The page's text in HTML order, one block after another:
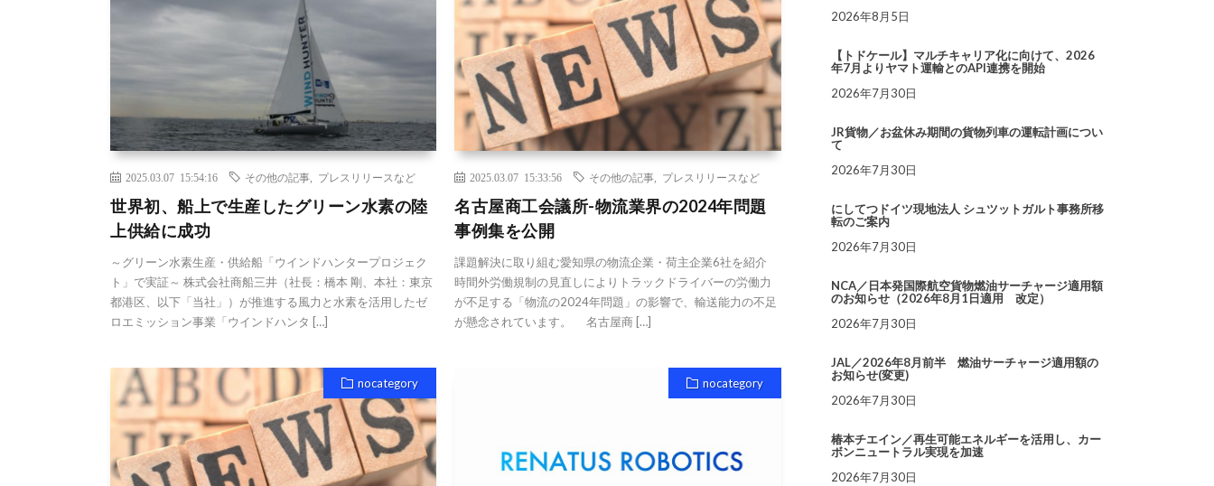
2025.03.07 15:54:16 その他の記事 プレスリリースなど
世界初、船上で生産したグリーン水素の陸
上供給に成功
～グリーン水素生産・供給船「ウインドハンタープロジェク
ト」で実証～ 株式会社商船三井（社長：橋本 剛、本社：東京
都港区、以下「当社」）が推進する風力と水素を活用したゼ
ロエミッション事業「ウインドハンタ […]
2025.03.07 15:33:56 その他の記事 プレスリリースなど
名古屋商工会議所-物流業界の2024年問題
事例集を公開
課題解決に取り組む愛知県の物流企業・荷主企業6社を紹介
時間外労働規制の見直しによりトラックドライバーの労働力
が不足する「物流の2024年問題」の影響で、輸送能力の不足
が懸念されています。 名古屋商 […]
nocategory nocategory
2026年8月5日
【トドケール】マルチキャリア化に向けて、2026
年7月よりヤマト運輸とのAPI連携を開始
2026年7月30日
JR貨物／お盆休み期間の貨物列車の運転計画につい
て
2026年7月30日
にしてつドイツ現地法人 シュツットガルト事務所移
転のご案内
2026年7月30日
NCA／日本発国際航空貨物燃油サーチャージ適用額
のお知らせ（2026年8月1日適用 改定）
2026年7月30日
JAL／2026年8月前半 燃油サーチャージ適用額の
お知らせ(変更)
2026年7月30日
椿本チエイン／再生可能エネルギーを活用し、カー
ボンニュートラル実現を加速
2026年7月30日